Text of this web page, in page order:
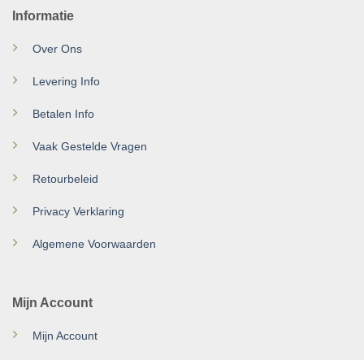
Informatie
Over Ons
Levering Info
Betalen Info
Vaak Gestelde Vragen
Retourbeleid
Privacy Verklaring
Algemene Voorwaarden
Mijn Account
Mijn Account